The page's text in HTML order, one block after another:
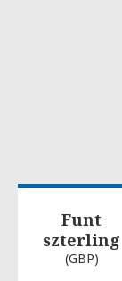
Funt
szterling
(GBP)